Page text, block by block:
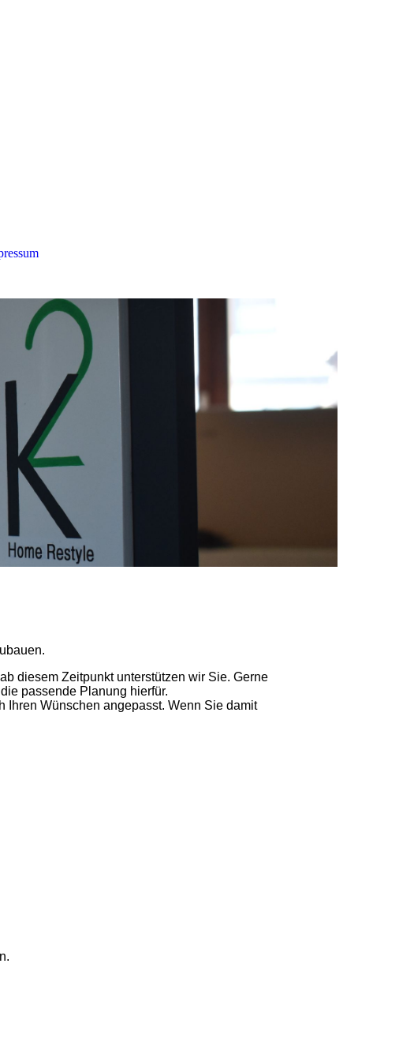
diesem Zeitpunkt unterstützen wir Sie. Gerne
passende Planung hierfür.
Wünschen angepasst. Wenn Sie damit